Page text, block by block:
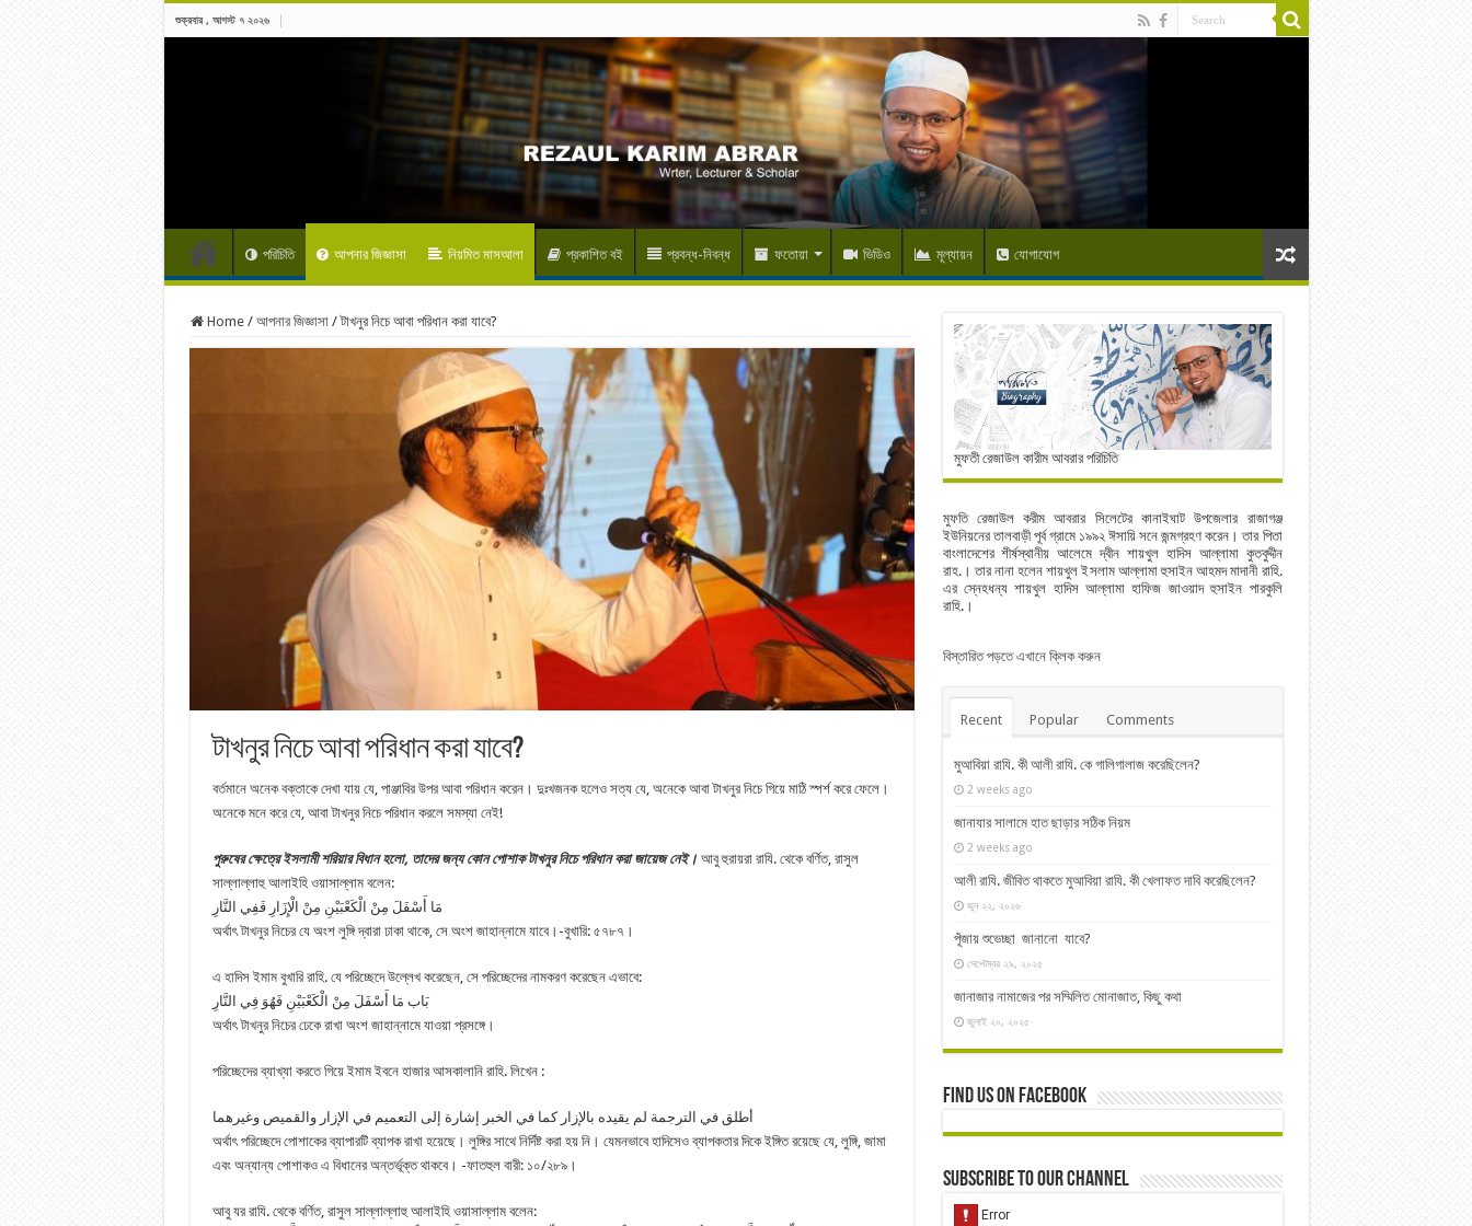
শুক্রবার , আগস্ট ৭ ২০২৬
পরিচিতি আপনার জিজ্ঞাসা নিয়মিত মাসআলা প্রকাশিত বই প্রবন্ধ-নিবন্ধ ফতোয়া ভিডিও মূল্যায়ন যোগাযোগ
Home / আপনার জিজ্ঞাসা / টাখনুর নিচে আবা পরিধান করা যাবে?
টাখনুর নিচে আবা পরিধান করা যাবে?
বর্তমানে অনেক বক্তাকে দেখা যায় যে, পাঞ্জাবির উপর আবা পরিধান করেন। দুঃখজনক হলেও সত্য যে, অনেকে আবা টাখনুর নিচে গিয়ে মাঠি স্পর্শ করে ফেলে।
অনেকে মনে করে যে, আবা টাখনুর নিচে পরিধান করলে সমস্যা নেই!
পুরুষের ক্ষেত্রে ইসলামী শরিয়ার বিধান হলো, তাদের জন্য কোন পোশাক টাখনুর নিচে পরিধান করা জায়েজ নেই। আবু হুরায়রা রাযি. থেকে বর্ণিত, রাসুল
সাল্লাল্লাহু আলাইহি ওয়াসাল্লাম বলেন:
مَا أَسْفَلَ مِنْ الْكَعْبَيْنِ مِنْ الْإِزَارِ فَفِي النَّارِ
অর্থাৎ টাখনুর নিচের যে অংশ লুঙ্গি দ্বারা ঢাকা থাকে, সে অংশ জাহান্নামে যাবে।-বুখারি: ৫৭৮৭।
এ হাদিস ইমাম বুখারি রাহি. যে পরিচ্ছেদে উল্লেখ করেছেন, সে পরিচ্ছেদের নামকরণ করেছেন এভাবে:
بَاب مَا أَسْفَلَ مِنْ الْكَعْبَيْنِ فَهُوَ فِي النَّارِ
অর্থাৎ টাখনুর নিচের ঢেকে রাখা অংশ জাহান্নামে যাওয়া প্রসঙ্গে।
পরিচ্ছেদের ব্যাখ্যা করতে গিয়ে ইমাম ইবনে হাজার আসকালানি রাহি. লিখেন :
أطلق في الترجمة لم يقيده بالإزار كما في الخبر إشارة إلى التعميم في الإزار والقميص وغيرهما
অর্থাৎ পরিচ্ছেদে পোশাকের ব্যাপারটি ব্যাপক রাখা হয়েছে। লুঙ্গির সাথে নির্দিষ্ট করা হয় নি। যেমনভাবে হাদিসেও ব্যাপকতার দিকে ইঙ্গিত রয়েছে যে, লুঙ্গি, জামা
এবং অন্যান্য পোশাকও এ বিধানের অন্তর্ভূক্ত থাকবে। -ফাতহুল বারী: ১০/২৮৯।
আবু যর রাযি. থেকে বর্ণিত, রাসুল সাল্লাল্লাহু আলাইহি ওয়াসাল্লাম বলেন:
মুফতী রেজাউল কারীম আবরার পরিচিতি
মুফতি রেজাউল করীম আবরার সিলেটের কানাইঘাট উপজেলার রাজাগঞ্জ
ইউনিয়নের তালবাড়ী পূর্ব গ্রামে ১৯৯২ ঈসায়ি সনে জন্মগ্রহণ করেন। তার পিতা
বাংলাদেশের শীর্ষস্থানীয় আলেমে দ্বীন শায়খুল হাদিস আল্লামা কুতবুদ্দীন
রাহ.। তার নানা হলেন শায়খুল ইসলাম আল্লামা হুসাইন আহমদ মাদানী রাহি.
এর স্নেহধন্য শায়খুল হাদিস আল্লামা হাফিজ জাওয়াদ হুসাইন পারকুলি
রাহি.।
বিস্তারিত পড়তে এখানে ক্লিক করুন
Recent Popular Comments
মুআবিয়া রাযি. কী আলী রাযি. কে গালিগালাজ করেছিলেন?
2 weeks ago
জানাযার সালামে হাত ছাড়ার সঠিক নিয়ম
2 weeks ago
আলী রাযি. জীবিত থাকতে মুআবিয়া রাযি. কী খেলাফত দাবি করেছিলেন?
জুন ২২, ২০২৬
পূঁজায় শুভেচ্ছা জানানো যাবে?
সেপ্টেম্বর ২৯, ২০২৫
জানাজার নামাজের পর সম্মিলিত মোনাজাত, কিছু কথা
জুলাই ২০, ২০২৫
Find us on Facebook
Subscribe to our Channel